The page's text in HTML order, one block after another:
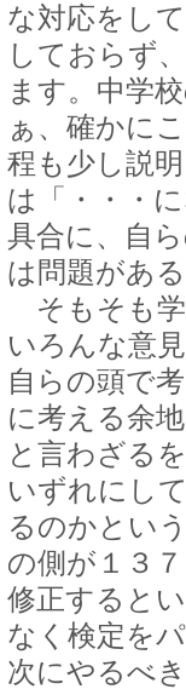
な対応をし
しておらず
ます。中学
ぁ、確かに
程も少し説
は「・・・
具合に、自
は問題があ
そもそも学
いろんな意
自らの頭で
に考える余
と言わざる
いずれにし
るのかとい
の側が１３
修正すると
なく検定を
次にやるべ